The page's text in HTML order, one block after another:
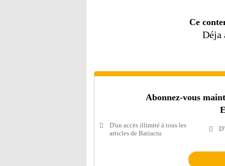
Ce
Déja
Abonnez-vous
D'un accès illimité à tous les
articles de Batiactu